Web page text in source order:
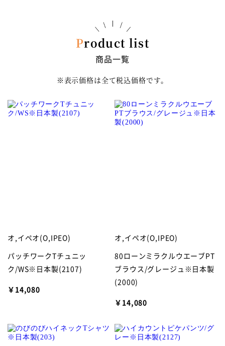
Product list
商品一覧
※表示価格は全て税込価格です。
オ,イペオ(O,IPEO)
パッチワークTチュニッ
ク/WS※日本製(2107)
￥14,080
オ,イペオ(O,IPEO)
80ローンミラクルウエーブPT
ブラウス/グレージュ※日本製
(2000)
￥14,080